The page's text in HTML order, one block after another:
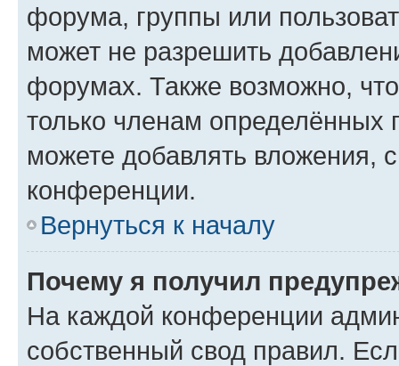
форума, группы или
может не разрешить
форумах. Также возможно,
только членам определённых
можете добавлять вложения,
конференции.
Вернуться к началу
Почему я получил
На каждой конференции
собственный свод правил.